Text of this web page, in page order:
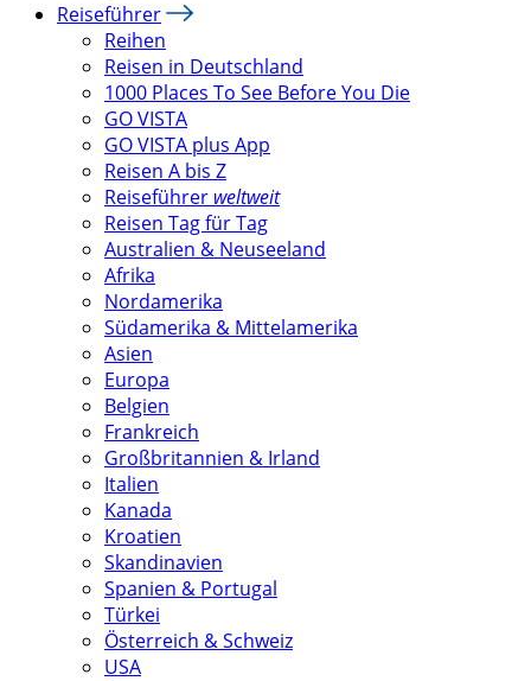
Reiseführer
Reihen
Reisen in Deutschland
1000 Places To See Before You Die
GO VISTA
GO VISTA plus App
Reisen A bis Z
Reiseführer weltweit
Reisen Tag für Tag
Australien & Neuseeland
Afrika
Nordamerika
Südamerika & Mittelamerika
Asien
Europa
Belgien
Frankreich
Großbritannien & Irland
Italien
Kanada
Kroatien
Skandinavien
Spanien & Portugal
Türkei
Österreich & Schweiz
USA